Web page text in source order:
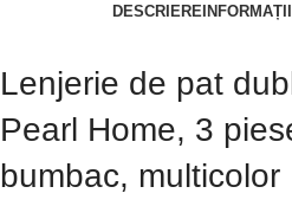
DESCRIERE
Lenjerie de pat
Pearl Home, 3
bumbac, multicolor